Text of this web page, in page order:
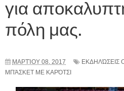
για
πόλη μας.
ΜΑΡΤΊΟΥ 08, 2017 ΕΚΔΗΛΏΣΕΙΣ
ΜΠΆΣΚΕΤ ΜΕ ΚΑΡΌΤΣΙ